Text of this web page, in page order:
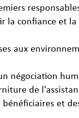
la confiance et
aux
négociation
de
et